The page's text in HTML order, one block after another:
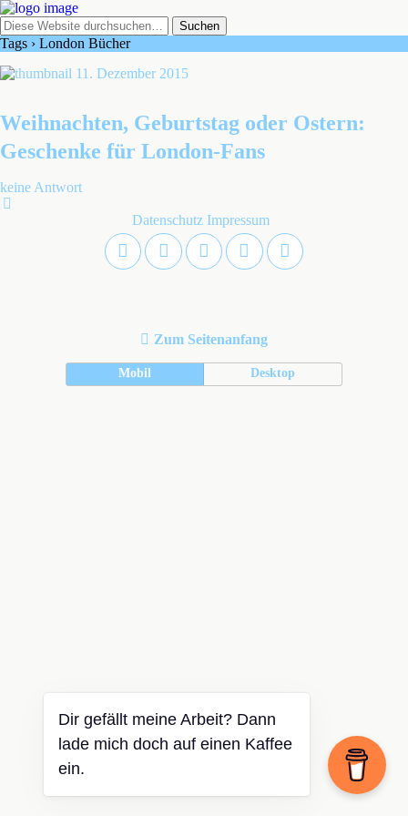
Tags › London Bücher
11. Dezember 2015
Weihnachten, Geburtstag oder Ostern:
Geschenke für London-Fans
keine Antwort
Datenschutz Impressum
Zum Seitenanfang
Mobil Desktop
Dir gefällt meine Arbeit? Dann
lade mich doch auf einen Kaffee
ein.